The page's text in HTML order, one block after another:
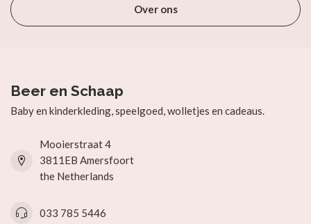
Over ons
Beer en Schaap
Baby en kinderkleding, speelgoed, wolletjes en cadeaus.
Mooierstraat 4
3811EB Amersfoort
the Netherlands
033 785 5446